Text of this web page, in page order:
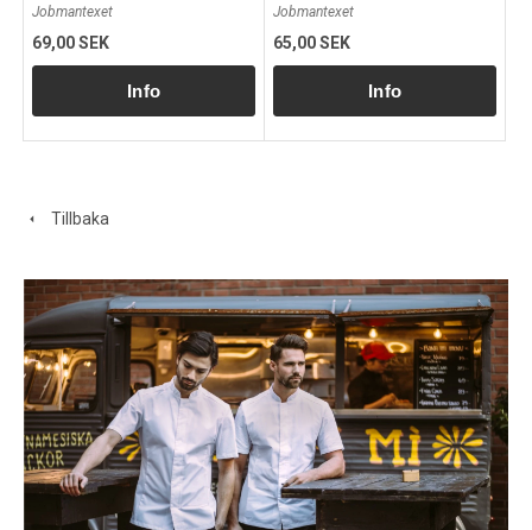
Jobmantexet
69,00 SEK
Jobmantexet
65,00 SEK
Tillbaka